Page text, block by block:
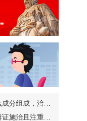
你了解左归丸吗？由什么成分组成，治疗肾阴虚？
中医如何治疗高血压？辨证施治且注重日常调理